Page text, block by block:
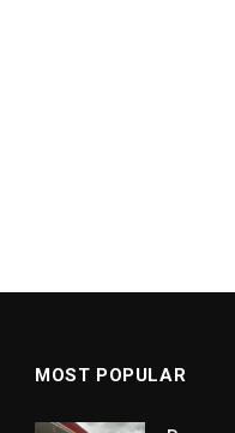
MOST POPULAR